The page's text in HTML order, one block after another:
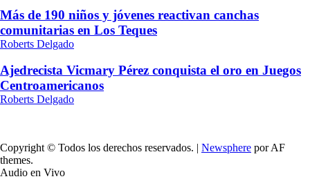
Más de 190 niños y jóvenes reactivan canchas
comunitarias en Los Teques
Roberts Delgado
Ajedrecista Vicmary Pérez conquista el oro en Juegos
Centroamericanos
Roberts Delgado
Copyright © Todos los derechos reservados. | Newsphere por AF
themes.
Audio en Vivo